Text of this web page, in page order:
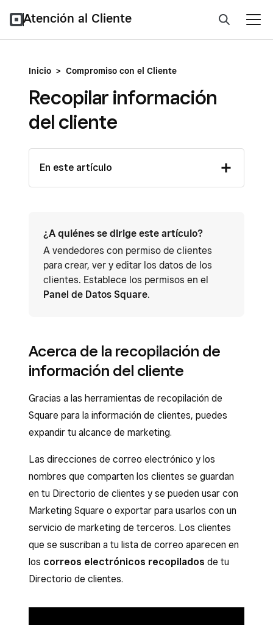
Atención al Cliente
Inicio > Compromiso con el Cliente
Recopilar información
del cliente
En este artículo
¿A quiénes se dirige este artículo?
A vendedores con permiso de clientes
para crear, ver y editar los datos de los
clientes. Establece los permisos en el
Panel de Datos Square.
Acerca de la recopilación de
información del cliente
Gracias a las herramientas de recopilación de
Square para la información de clientes, puedes
expandir tu alcance de marketing.
Las direcciones de correo electrónico y los
nombres que comparten los clientes se guardan
en tu Directorio de clientes y se pueden usar con
Marketing Square o exportar para usarlos con un
servicio de marketing de terceros. Los clientes
que se suscriban a tu lista de correo aparecen en
los correos electrónicos recopilados de tu
Directorio de clientes.